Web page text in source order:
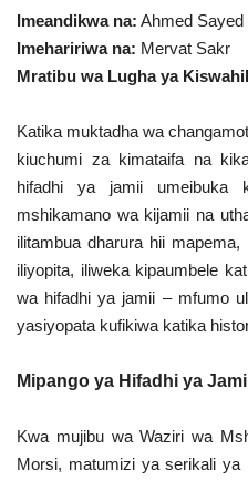
Habari
Nasser
Udhamini wa Nasser
Nyaraka na Marejeleo
Waanzilishi
Nafasi
Imeandikwa na: Ahmed
Imehaririwa na: Mervat Sakr
Mratibu wa Lugha ya
Katika muktadha wa
kiuchumi za kimataifa na
hifadhi ya jamii umeibuka
mshikamano wa kijamii na
ilitambua dharura hii
iliyopita, iliweka kipaumbele
wa hifadhi ya jamii – mfumo
yasiyopata kufikiwa katika
Mipango ya Hifadhi ya
Kwa mujibu wa Waziri wa
Morsi, matumizi ya serikali